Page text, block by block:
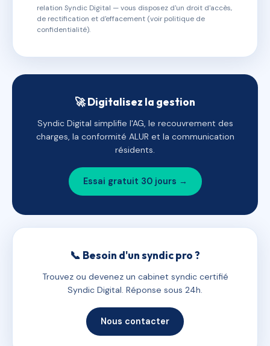
relation Syndic Digital — vous disposez d'un droit d'accès,
de rectification et d'effacement (voir politique de
confidentialité).
🚀 Digitalisez la gestion
Syndic Digital simplifie l'AG, le recouvrement des
charges, la conformité ALUR et la communication
résidents.
Essai gratuit 30 jours →
📞 Besoin d'un syndic pro ?
Trouvez ou devenez un cabinet syndic certifié
Syndic Digital. Réponse sous 24h.
Nous contacter